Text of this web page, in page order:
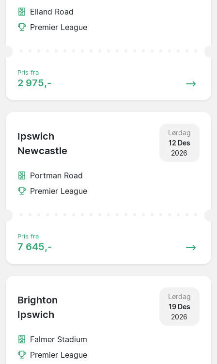
Elland Road
Premier League
Pris fra
2 975,-
Ipswich
Newcastle
Lørdag
12 Des
2026
Portman Road
Premier League
Pris fra
7 645,-
Brighton
Ipswich
Lørdag
19 Des
2026
Falmer Stadium
Premier League